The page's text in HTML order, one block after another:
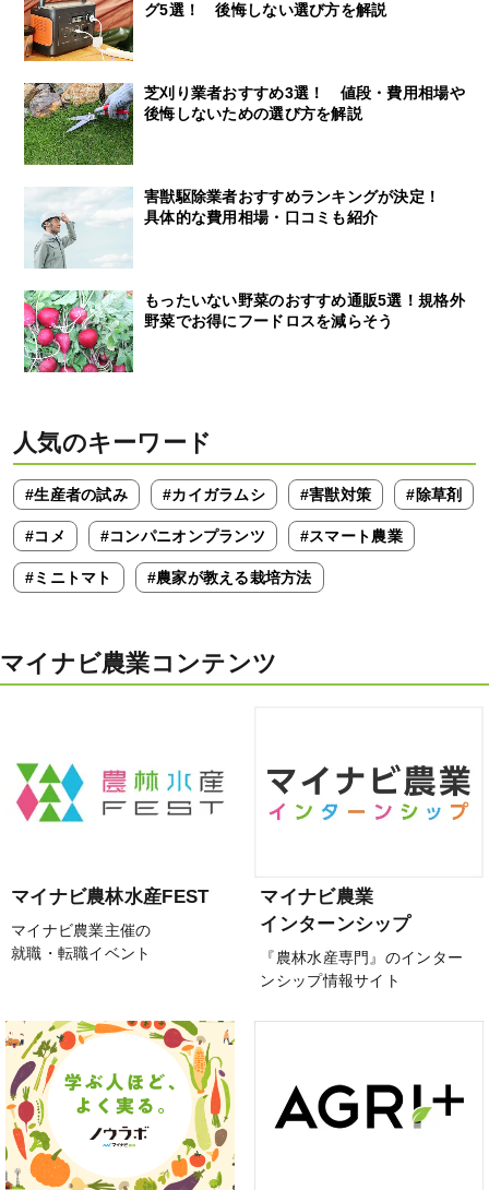
グ5選！ 後悔しない選び方を解説
芝刈り業者おすすめ3選！ 値段・費用相場や
後悔しないための選び方を解説
害獣駆除業者おすすめランキングが決定！
具体的な費用相場・口コミも紹介
もったいない野菜のおすすめ通販5選！規格外
野菜でお得にフードロスを減らそう
人気のキーワード
#生産者の試み #カイガラムシ #害獣対策 #除草剤
#コメ #コンパニオンプランツ #スマート農業
#ミニトマト #農家が教える栽培方法
マイナビ農業コンテンツ
マイナビ農林水産FEST
マイナビ農業主催の
就職・転職イベント
マイナビ農業
インターンシップ
『農林水産専門』のインター
ンシップ情報サイト